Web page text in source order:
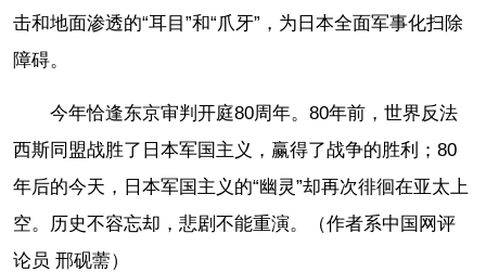
击和地面渗透的“耳目”和“爪牙”，为日本全面军事化扫除
障碍。
今年恰逢东京审判开庭80周年。80年前，世界反法
西斯同盟战胜了日本军国主义，赢得了战争的胜利；80
年后的今天，日本军国主义的“幽灵”却再次徘徊在亚太上
空。历史不容忘却，悲剧不能重演。（作者系中国网评
论员 邢砚薷）